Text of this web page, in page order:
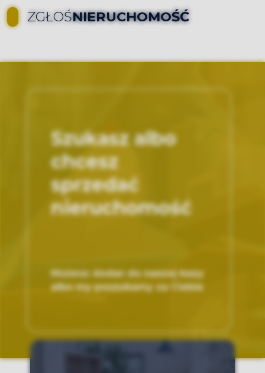
ZGŁOŚNIERUCHOMOŚĆ
Szukasz albo
chcesz
sprzedać
nieruchomość
Możesz dodać do naszej bazy
albo my poszukamy za Ciebie